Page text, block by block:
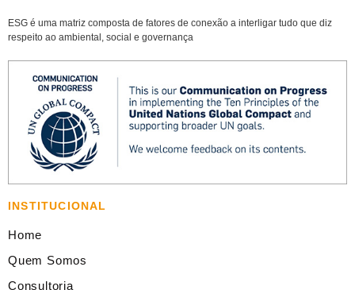
ESG é uma matriz composta de fatores de conexão a interligar tudo que diz
respeito ao ambiental, social e governança
INSTITUCIONAL
Home
Quem Somos
Consultoria